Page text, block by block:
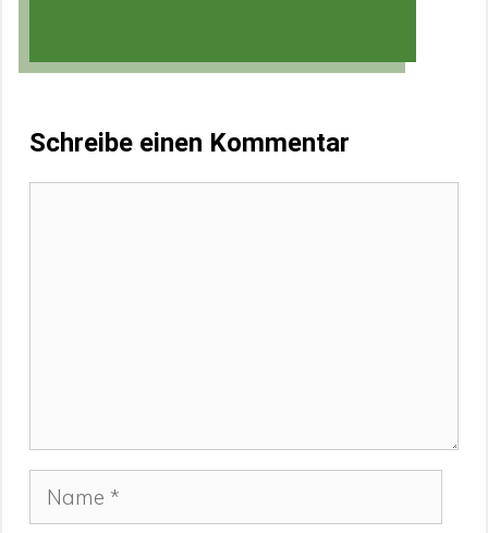
Schreibe einen Kommentar
Name